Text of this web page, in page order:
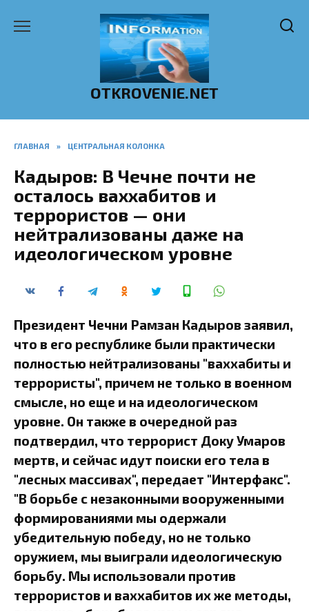
OTKROVENIE.NET
ГЛАВНАЯ » ЦЕНТРАЛЬНАЯ КОЛОНКА
Кадыров: В Чечне почти не
осталось ваххабитов и
террористов — они
нейтрализованы даже на
идеологическом уровне
Президент Чечни Рамзан Кадыров заявил,
что в его республике были практически
полностью нейтрализованы "ваххабиты и
террористы", причем не только в военном
смысле, но еще и на идеологическом
уровне. Он также в очередной раз
подтвердил, что террорист Доку Умаров
мертв, и сейчас идут поиски его тела в
"лесных массивах", передает "Интерфакс".
"В борьбе с незаконными вооруженными
формированиями мы одержали
убедительную победу, но не только
оружием, мы выиграли идеологическую
борьбу. Мы использовали против
террористов и ваххабитов их же методы,